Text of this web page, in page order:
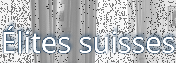
Élites suisses